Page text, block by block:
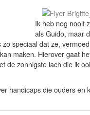
Ik heb nog nooit
als Guido, maar
speciaal dat ze,
maken. Hierover gaat
de zonnigste lach die ik
handicaps die ouders en